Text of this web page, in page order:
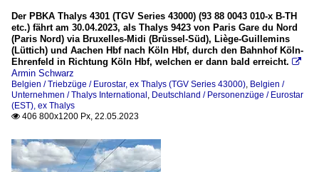
Der PBKA Thalys 4301 (TGV Series 43000) (93 88 0043 010-x B-TH
etc.) fährt am 30.04.2023, als Thalys 9423 von Paris Gare du Nord
(Paris Nord) via Bruxelles-Midi (Brüssel-Süd), Liège-Guillemins
(Lüttich) und Aachen Hbf nach Köln Hbf, durch den Bahnhof Köln-
Ehrenfeld in Richtung Köln Hbf, welchen er dann bald erreicht. 
Armin Schwarz
Belgien / Triebzüge / Eurostar, ex Thalys (TGV Series 43000), Belgien /
Unternehmen / Thalys International, Deutschland / Personenzüge / Eurostar
(EST), ex Thalys
 406 800x1200 Px, 22.05.2023